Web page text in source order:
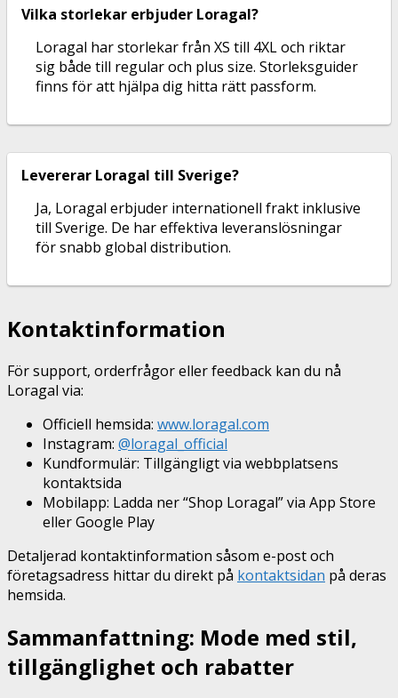
Vilka storlekar erbjuder Loragal?
Loragal har storlekar från XS till 4XL och riktar
sig både till regular och plus size. Storleksguider
finns för att hjälpa dig hitta rätt passform.
Levererar Loragal till Sverige?
Ja, Loragal erbjuder internationell frakt inklusive
till Sverige. De har effektiva leveranslösningar
för snabb global distribution.
Kontaktinformation
För support, orderfrågor eller feedback kan du nå
Loragal via:
Officiell hemsida: www.loragal.com
Instagram: @loragal_official
Kundformulär: Tillgängligt via webbplatsens
kontaktsida
Mobilapp: Ladda ner “Shop Loragal” via App Store
eller Google Play
Detaljerad kontaktinformation såsom e-post och
företagsadress hittar du direkt på kontaktsidan på deras
hemsida.
Sammanfattning: Mode med stil,
tillgänglighet och rabatter